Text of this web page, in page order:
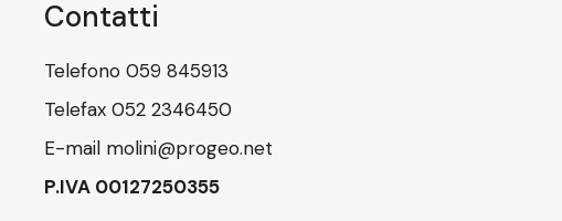
Contatti
Telefono059 845913
Telefax052 2346450
E-mail molini@progeo.net
P.IVA 00127250355